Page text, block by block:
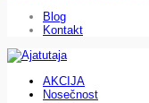
Blog
Kontakt
AKCIJA
Nosečnost